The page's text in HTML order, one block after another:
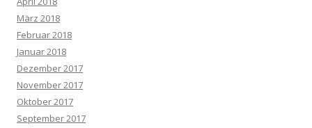
März 2018
Februar 2018
Januar 2018
Dezember 2017
November 2017
Oktober 2017
September 2017